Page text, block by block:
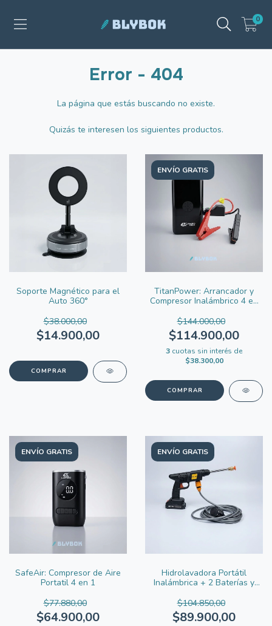
0
Error - 404
La página que estás buscando no existe.
Quizás te interesen los siguientes productos.
Soporte Magnético para el
Auto 360°
$38.000,00
$14.900,00
ENVÍO GRATIS
TitanPower: Arrancador y
Compresor Inalámbrico 4 en
$144.000,00
$114.900,00
3 cuotas sin interés de
$38.300,00
ENVÍO GRATIS
SafeAir: Compresor de Aire
Portatil 4 en 1
$77.880,00
$64.900,00
ENVÍO GRATIS
Hidrolavadora Portátil
Inalámbrica + 2 Baterías y
$104.850,00
$89.900,00